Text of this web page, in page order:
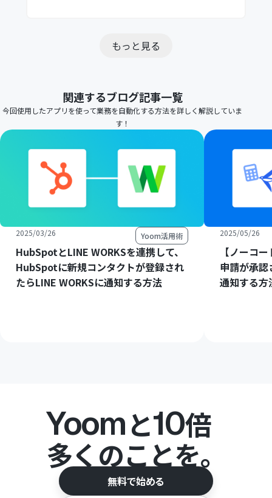
もっと見る
関連するブログ記事一覧
今回使用したアプリを使って業務を自動化する方法を詳しく解説していま
す！
2025/03/26 Yoom活用術
HubSpotとLINE WORKSを連携して、
HubSpotに新規コンタクトが登録され
たらLINE WORKSに通知する方法
2025/05/26
【ノーコ
申請が承認
通知する方
Yoomと10倍
多くのことを。
無料で始める